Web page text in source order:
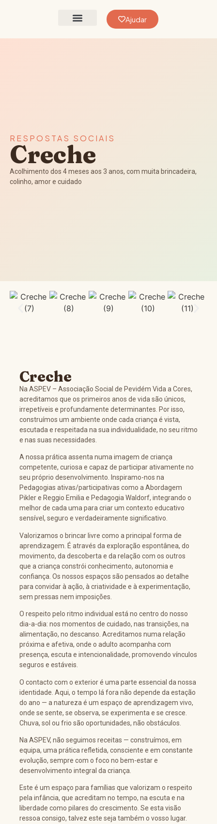
Ajudar
RESPOSTAS SOCIAIS
Creche
Acolhimento dos 4 meses aos 3 anos, com muita brincadeira,
colinho, amor e cuidado​
Creche
Na ASPEV – Associação Social de Pevidém Vida a Cores,
acreditamos que os primeiros anos de vida são únicos,
irrepetíveis e profundamente determinantes. Por isso,
construímos um ambiente onde cada criança é vista,
escutada e respeitada na sua individualidade, no seu ritmo
e nas suas necessidades.
A nossa prática assenta numa imagem de criança
competente, curiosa e capaz de participar ativamente no
seu próprio desenvolvimento. Inspiramo-nos na
Pedagogias ativas/participativas como a Abordagem
Pikler e Reggio Emilia e Pedagogia Waldorf, integrando o
melhor de cada uma para criar um contexto educativo
sensível, seguro e verdadeiramente significativo.
Valorizamos o brincar livre como a principal forma de
aprendizagem. É através da exploração espontânea, do
movimento, da descoberta e da relação com os outros
que a criança constrói conhecimento, autonomia e
confiança. Os nossos espaços são pensados ao detalhe
para convidar à ação, à criatividade e à experimentação,
sem pressas nem imposições.
O respeito pelo ritmo individual está no centro do nosso
dia-a-dia: nos momentos de cuidado, nas transições, na
alimentação, no descanso. Acreditamos numa relação
próxima e afetiva, onde o adulto acompanha com
presença, escuta e intencionalidade, promovendo vínculos
seguros e estáveis.
O contacto com o exterior é uma parte essencial da nossa
identidade. Aqui, o tempo lá fora não depende da estação
do ano — a natureza é um espaço de aprendizagem vivo,
onde se sente, se observa, se experimenta e se cresce.
Chuva, sol ou frio são oportunidades, não obstáculos.
Na ASPEV, não seguimos receitas — construímos, em
equipa, uma prática refletida, consciente e em constante
evolução, sempre com o foco no bem-estar e
desenvolvimento integral da criança.
Este é um espaço para famílias que valorizam o respeito
pela infância, que acreditam no tempo, na escuta e na
liberdade como pilares do crescimento. Se esta visão
ressoa consigo, talvez este seja também o vosso lugar.